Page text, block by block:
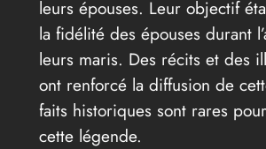
leurs épouses. Leur objectif
la fidélité des épouses durant
leurs maris. Des récits et des
ont renforcé la diffusion de
faits historiques sont rares
cette légende.